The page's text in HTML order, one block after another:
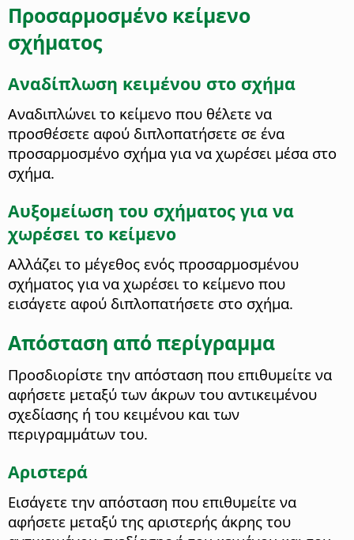
Προσαρμοσμένο κείμενο
σχήματος
Αναδίπλωση κειμένου στο σχήμα
Αναδιπλώνει το κείμενο που θέλετε να
προσθέσετε αφού διπλοπατήσετε σε ένα
προσαρμοσμένο σχήμα για να χωρέσει μέσα στο
σχήμα.
Αυξομείωση του σχήματος για να
χωρέσει το κείμενο
Αλλάζει το μέγεθος ενός προσαρμοσμένου
σχήματος για να χωρέσει το κείμενο που
εισάγετε αφού διπλοπατήσετε στο σχήμα.
Απόσταση από περίγραμμα
Προσδιορίστε την απόσταση που επιθυμείτε να
αφήσετε μεταξύ των άκρων του αντικειμένου
σχεδίασης ή του κειμένου και των
περιγραμμάτων του.
Αριστερά
Εισάγετε την απόσταση που επιθυμείτε να
αφήσετε μεταξύ της αριστερής άκρης του